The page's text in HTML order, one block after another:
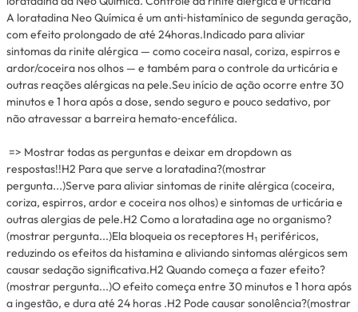
A loratadina Neo Química é um anti‑histamínico de segunda geração,
com efeito prolongado de até 24horas.Indicado para aliviar
sintomas da rinite alérgica — como coceira nasal, coriza, espirros e
ardor/coceira nos olhos — e também para o controle da urticária e
outras reações alérgicas na pele.Seu início de ação ocorre entre 30
minutos e 1 hora após a dose, sendo seguro e pouco sedativo, por
não atravessar a barreira hemato‑encefálica.
=> Mostrar todas as perguntas e deixar em dropdown as
respostas!!H2 Para que serve a loratadina?(mostrar
pergunta...)Serve para aliviar sintomas de rinite alérgica (coceira,
coriza, espirros, ardor e coceira nos olhos) e sintomas de urticária e
outras alergias de pele.H2 Como a loratadina age no organismo?
(mostrar pergunta...)Ela bloqueia os receptores H₁ periféricos,
reduzindo os efeitos da histamina e aliviando sintomas alérgicos sem
causar sedação significativa.H2 Quando começa a fazer efeito?
(mostrar pergunta...)O efeito começa entre 30 minutos e 1 hora após
a ingestão, e dura até 24 horas .H2 Pode causar sonolência?(mostrar